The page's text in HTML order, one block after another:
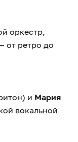
оркестр,
от ретро до
и Мария
вокальной